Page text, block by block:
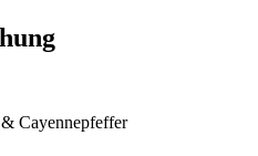
Cayennepfeffer